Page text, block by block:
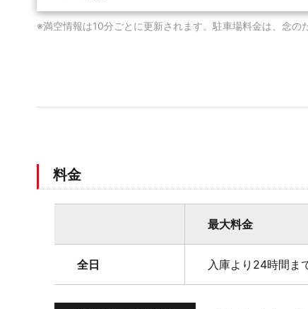
※満空情報は10分ごとに更新されます。駐車場料金は、念の
料金
最大料金
全日 入庫より24時間ま